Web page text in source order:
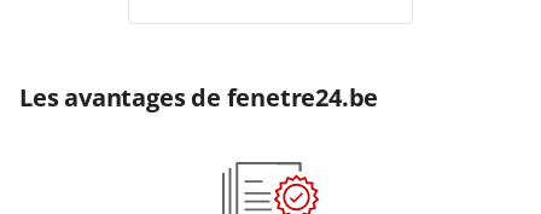
Les avantages de fenetre24.be